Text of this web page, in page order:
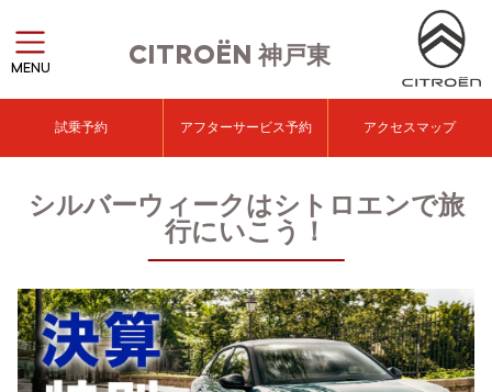
CITROËN神戸東
MENU
試乗予約 アフターサービス予約 アクセスマップ
シルバーウィークはシトロエンで旅
行にいこう！